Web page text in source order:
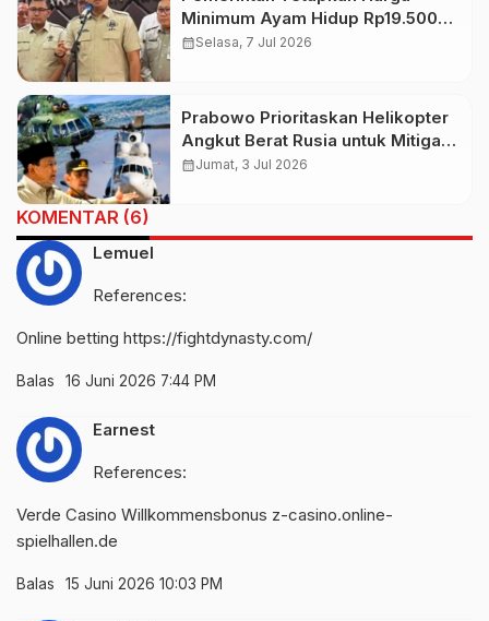
Minimum Ayam Hidup Rp19.500
dan Telur Rp24.000 per Kg Mulai
calendar_monthSelasa, 7 Jul 2026
Prabowo Prioritaskan Helikopter
Angkut Berat Rusia untuk Mitigasi
Bencana, Kemhan Tegaskan
calendar_monthJumat, 3 Jul 2026
KOMENTAR (6)
Lemuel
References:
Online betting https://fightdynasty.com/
Balas 16 Juni 2026 7:44 PM
Earnest
References:
Verde Casino Willkommensbonus z-casino.online-
spielhallen.de
Balas 15 Juni 2026 10:03 PM